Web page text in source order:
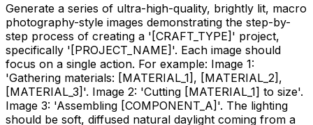
Generate a series of ultra-high-quality, brightly lit, macro
photography-style images demonstrating the step-by-
step process of creating a ' [CRAFT_TYPE] ' project,
specifically ' [PROJECT_NAME] '. Each image should
focus on a single action. For example: Image 1:
'Gathering materials: [MATERIAL_1] , [MATERIAL_2] ,
[MATERIAL_3] '. Image 2: 'Cutting [MATERIAL_1] to size'.
Image 3: 'Assembling [COMPONENT_A] '. The lighting
should be soft, diffused natural daylight coming from a